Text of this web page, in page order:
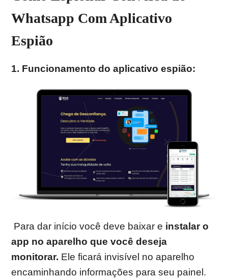
Whatsapp Com Aplicativo
Espião
1. Funcionamento do aplicativo espião:
Para dar início você deve baixar e instalar o
app no aparelho que você deseja
monitorar. Ele ficará invisível no aparelho
encaminhando informações para seu painel.